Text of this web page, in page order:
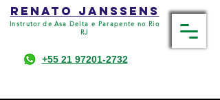
RENATO JANSSENS
Instrutor de Asa Delta e Parapente no Rio
RJ
+55 21 97201-2732